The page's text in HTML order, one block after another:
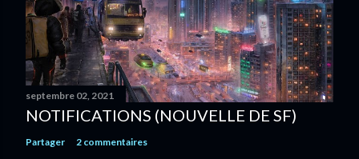
septembre 02, 2021
NOTIFICATIONS (NOUVELLE DE SF)
Partager 2 commentaires